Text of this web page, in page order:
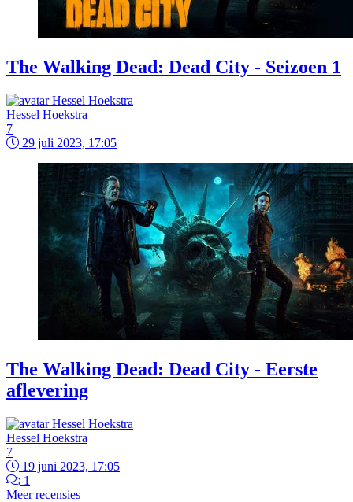
The Walking Dead: Dead City - Seizoen 1
Hessel Hoekstra
7
29 juli 2023, 17:05
The Walking Dead: Dead City - Eerste
aflevering
Hessel Hoekstra
7
19 juni 2023, 17:05
1
Meer recensies